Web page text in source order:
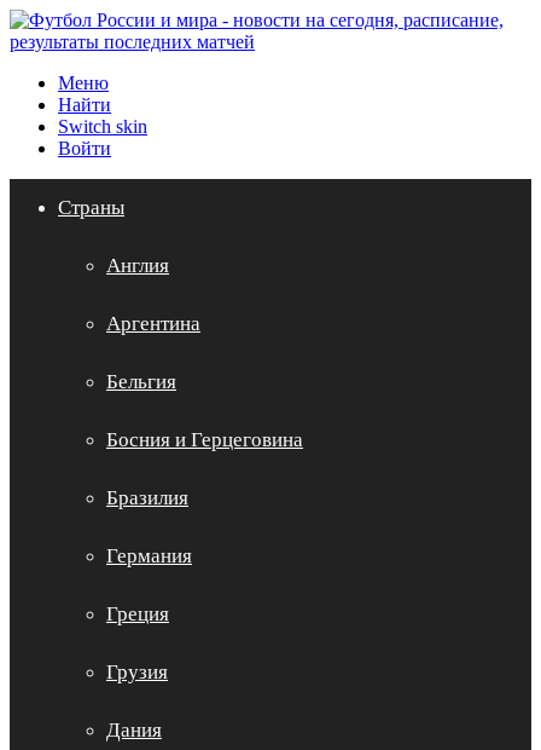
Меню
Найти
Switch skin
Войти
Страны
Англия
Аргентина
Бельгия
Босния и Герцеговина
Бразилия
Германия
Греция
Грузия
Дания